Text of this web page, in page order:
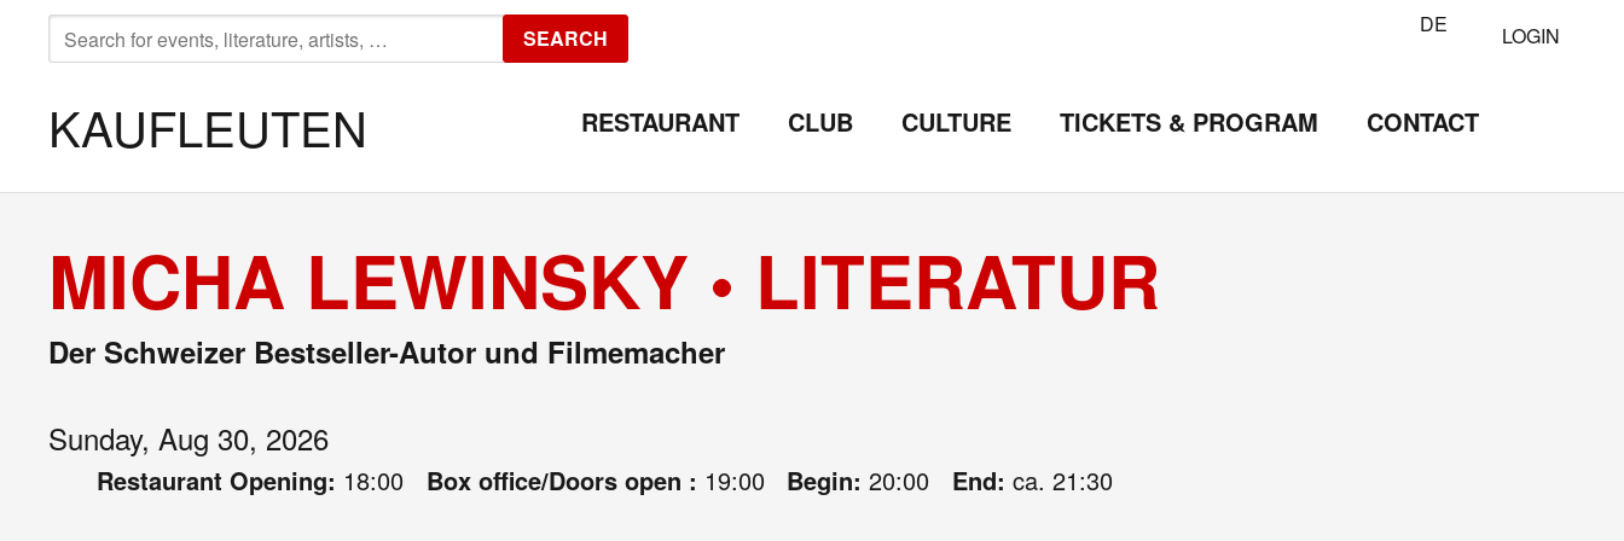
SEARCH
FOR:
SEARCH DE LOGIN
KAUFLEUTEN RESTAURANT CLUB CULTURE TICKETS & PROGRAM CONTACT
MICHA LEWINSKY • LITERATUR
Der Schweizer Bestseller-Autor und Filmemacher
Sunday, Aug 30, 2026
Restaurant Opening: 18:00 Box office/Doors open : 19:00 Begin: 20:00 End: ca. 21:30